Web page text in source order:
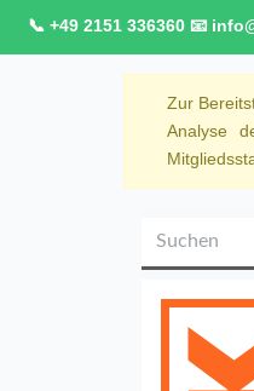
📞 +49 2151 336360 📧
Zur
Analyse